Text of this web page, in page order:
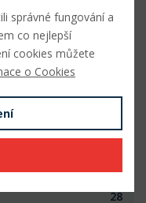
1
120
28
správné fungování a
co nejlepší
cookies můžete
o Cookies